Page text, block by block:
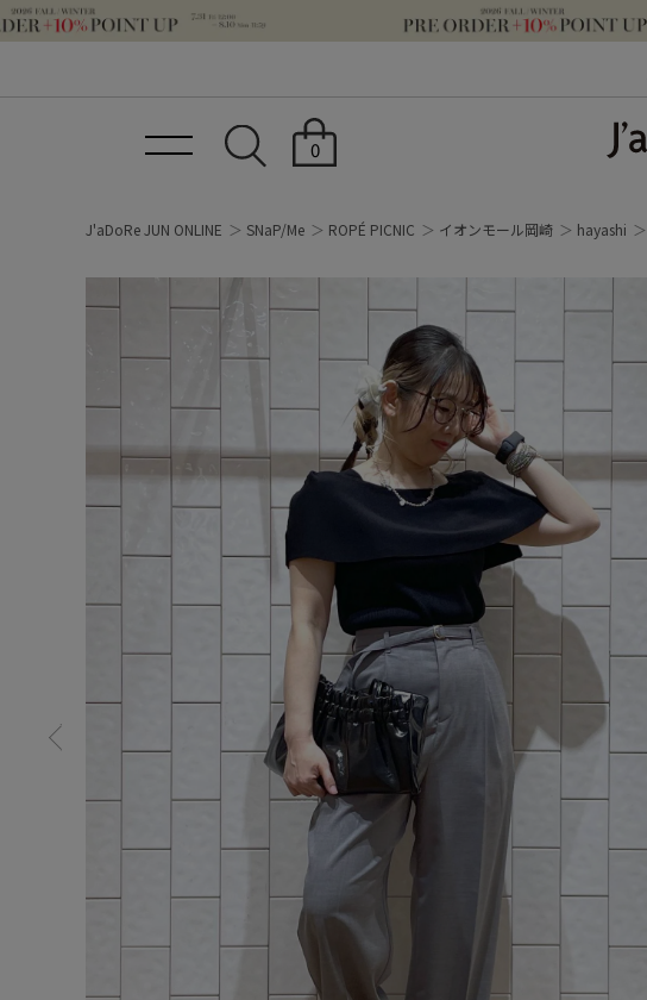
0
J'aDoRe JUN ONLINE SNaP/Me ROPÉ PICNIC イオンモール岡崎 hayashi